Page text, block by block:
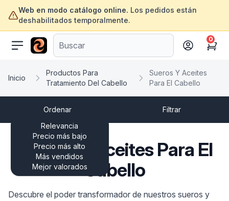
Web en modo catálogo online. Los pedidos están
deshabilitados temporalmente.
ofertasinformatica.com
Cart
0
Inicio
Productos Para
Tratamiento Del Cabello
Sueros Y Aceites
Para El Cabello
Ordenar
Relevancia
Precio más bajo
Precio más alto
Más vendidos
Mejor valorados
Filtrar
Sueros Y Aceites Para El
Cabello
Descubre el poder transformador de nuestros sueros y